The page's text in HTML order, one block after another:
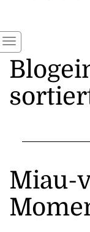
Miau-